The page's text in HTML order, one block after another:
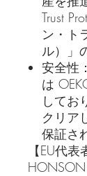
Trust
ン・ト
ル）」
安全性
は
してお
クリア
保証さ
【EU代表
HONSON